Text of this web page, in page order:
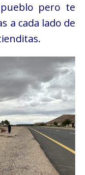
pero te
a cada lado de